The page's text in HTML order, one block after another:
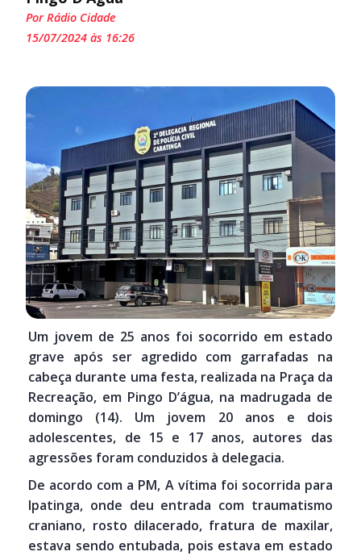
Por Rádio Cidade
15/07/2024 às 16:26
Um jovem de 25 anos foi socorrido em estado
grave após ser agredido com garrafadas na
cabeça durante uma festa, realizada na Praça da
Recreação, em Pingo D’água, na madrugada de
domingo (14). Um jovem 20 anos e dois
adolescentes, de 15 e 17 anos, autores das
agressões foram conduzidos à delegacia.
De acordo com a PM, A vítima foi socorrida para
Ipatinga, onde deu entrada com traumatismo
craniano, rosto dilacerado, fratura de maxilar,
estava sendo entubada, pois estava em estado